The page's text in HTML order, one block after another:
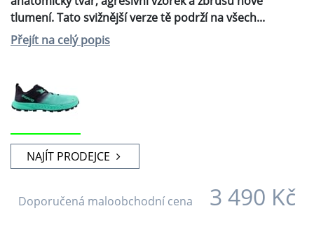
Evoluce TRAILTALONU je tady! Nový trailový model
běžecké boty INOV8 TRAILTALON SPEED má
na všech krosových závodech nebo tempových
trénincích.
Nové tlumení PowerFlow Pro je ještě měkčí,
energeticky návratnější a lehčí než jeho předchůdci.
terénu potřebujete – dynamická, ale dostatečně
komfortní. Mezi podešví a mezipodešví se nachází